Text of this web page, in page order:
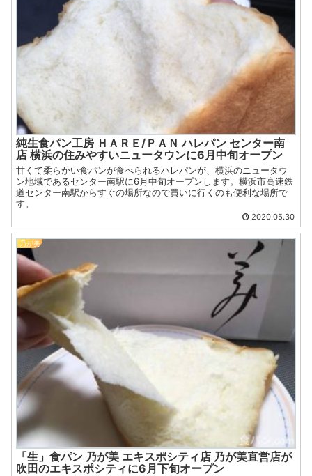
純生食パン工房 ＨＡＲＥ/ＰＡＮ ハレパン センター南
店 横浜の住みやすいニュータウンに6月中旬オープン
甘くて柔らかい食パンが食べられるハレパンが、横浜のニュータウ
ン地域であるセンター南駅に6月中旬オープンします。横浜市高速鉄
道センター南駅からすぐの場所なので買いに行くのも便利な場所で
す。
2020.05.30
乃が美
「生」食パン 乃が美 エキスポシティ店 乃が美直営店が
吹田のエキスポシティに6月下旬オープン